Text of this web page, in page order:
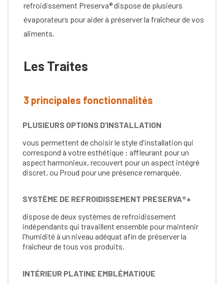
refroidissement Preserva® dispose de plusieurs
évaporateurs pour aider à préserver la fraîcheur de vos
aliments.
Les Traites
3 principales fonctionnalités
PLUSIEURS OPTIONS D’INSTALLATION
vous permettent de choisir le style d'installation qui
correspond à votre esthétique : affleurant pour un
aspect harmonieux, recouvert pour un aspect intégré
discret, ou Proud pour une présence remarquée.
SYSTÈME DE REFROIDISSEMENT PRESERVA®+
dispose de deux systèmes de refroidissement
indépendants qui travaillent ensemble pour maintenir
l'humidité à un niveau adéquat afin de préserver la
fraîcheur de tous vos produits.
INTÉRIEUR PLATINE EMBLÉMATIQUE